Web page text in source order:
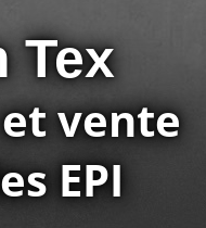
Tex
vente
EPI